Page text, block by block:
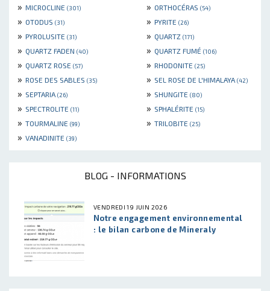
» MICROCLINE (301) » ORTHOCÉRAS (54)
» OTODUS (31) » PYRITE (26)
» PYROLUSITE (31) » QUARTZ (171)
» QUARTZ FADEN (40) » QUARTZ FUMÉ (106)
» QUARTZ ROSE (57) » RHODONITE (25)
» ROSE DES SABLES (35) » SEL ROSE DE L'HIMALAYA (42)
» SEPTARIA (26) » SHUNGITE (80)
» SPECTROLITE (11) » SPHALÉRITE (15)
» TOURMALINE (99) » TRILOBITE (25)
» VANADINITE (39)
BLOG - INFORMATIONS
VENDREDI 19 JUIN 2026
Notre engagement environnemental
: le bilan carbone de Mineraly